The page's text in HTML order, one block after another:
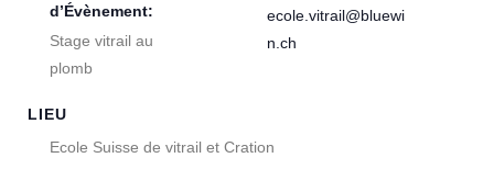
d’Évènement:
Stage vitrail au
plomb
LIEU
Ecole Suisse de vitrail et Cration
ecole.vitrail@bluewi
n.ch